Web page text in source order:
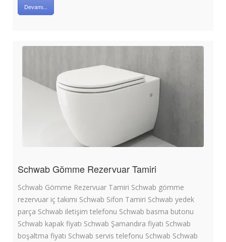
Devamı...
Schwab Gömme Rezervuar Tamiri
Schwab Gömme Rezervuar Tamiri Schwab gömme
rezervuar iç takımı Schwab Sifon Tamiri Schwab yedek
parça Schwab iletişim telefonu Schwab basma butonu
Schwab kapak fiyatı Schwab Şamandıra fiyatı Schwab
boşaltma fiyatı Schwab servis telefonu Schwab Schwab